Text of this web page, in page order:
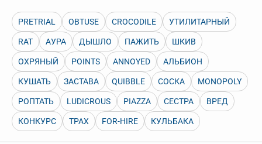
"Лермонтов" и не только.
Порядок словарей можно изменять, перетаскивая
словарь вверх или вниз за прямоугольник слева от
названия словаря. Также можно выключать ненужные
словари.
PRETRIAL OBTUSE CROCODILE УТИЛИТАРНЫЙ
RAT АУРА ДЫШЛО ПАЖИТЬ ШКИВ
ОХРЯНЫЙ POINTS ANNOYED АЛЬБИОН
КУШАТЬ ЗАСТАВА QUIBBLE СОСКА MONOPOLY
РОПТАТЬ LUDICROUS PIAZZA СЕСТРА ВРЕД
КОНКУРС ТРАХ FOR-HIRE КУЛЬБАКА